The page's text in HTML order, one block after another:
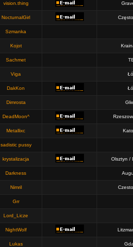
vision.thing
NocturnalGirl
Szmanka
Kojot
Sachmet
Viga
DakKon
Dimrosta
DeadMoon^
Metallixc
sadistic pussy
krystalizacja Olsztyn /
Darkness
Nimril
Grr
Lord_Licze
NightWolf
Lukas